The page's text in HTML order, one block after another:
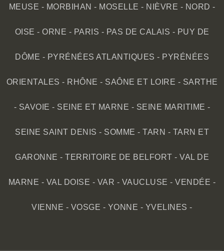
MEUSE - MORBIHAN - MOSELLE - NIÈVRE - NORD -
OISE - ORNE - PARIS - PAS DE CALAIS - PUY DE
DÔME - PYRÉNÉES ATLANTIQUES - PYRÉNÉES
ORIENTALES - RHÔNE - SAÔNE ET LOIRE - SARTHE
- SAVOIE - SEINE ET MARNE - SEINE MARITIME -
SEINE SAINT DENIS - SOMME - TARN - TARN ET
GARONNE - TERRITOIRE DE BELFORT - VAL DE
MARNE - VAL DOISE - VAR - VAUCLUSE -VENDÉE -
VIENNE - VOSGE - YONNE - YVELINES -